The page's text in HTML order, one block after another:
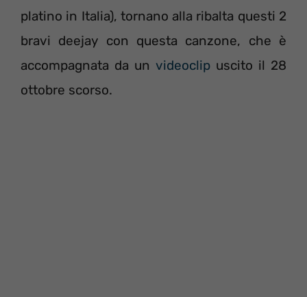
platino in Italia), tornano alla ribalta questi 2
bravi deejay con questa canzone, che è
accompagnata da un videoclip uscito il 28
ottobre scorso.